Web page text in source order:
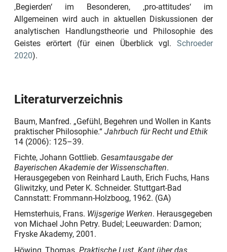
‚Begierden‘ im Besonderen, ‚pro-attitudes‘ im
Allgemeinen wird auch in aktuellen Diskussionen der
analytischen Handlungstheorie und Philosophie des
Geistes erörtert (für einen Überblick vgl. Schroeder
2020).
Literaturverzeichnis
Baum, Manfred. „Gefühl, Begehren und Wollen in Kants
praktischer Philosophie.“ Jahrbuch für Recht und Ethik
14 (2006): 125–39.
Fichte, Johann Gottlieb. Gesamtausgabe der
Bayerischen Akademie der Wissenschaften.
Herausgegeben von Reinhard Lauth, Erich Fuchs, Hans
Gliwitzky, und Peter K. Schneider. Stuttgart-Bad
Cannstatt: Frommann-Holzboog, 1962. (GA)
Hemsterhuis, Frans. Wijsgerige Werken. Herausgegeben
von Michael John Petry. Budel; Leeuwarden: Damon;
Fryske Akademy, 2001.
Höwing, Thomas. Praktische Lust. Kant über das